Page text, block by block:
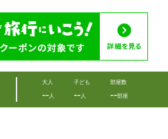
大人
--人
子ども
--人
部屋数
--部屋